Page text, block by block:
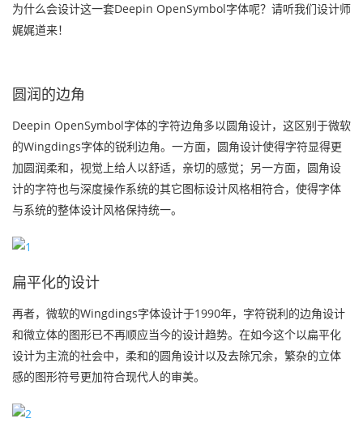
为什么会设计这一套Deepin OpenSymbol字体呢？请听我们设计师
娓娓道来！
圆润的边角
Deepin OpenSymbol字体的字符边角多以圆角设计，这区别于微软
的Wingdings字体的锐利边角。一方面，圆角设计使得字符显得更
加圆润柔和，视觉上给人以舒适，亲切的感觉；另一方面，圆角设
计的字符也与深度操作系统的其它图标设计风格相符合，使得字体
与系统的整体设计风格保持统一。
扁平化的设计
再者，微软的Wingdings字体设计于1990年，字符锐利的边角设计
和微立体的图形已不再顺应当今的设计趋势。在如今这个以扁平化
设计为主流的社会中，柔和的圆角设计以及去除冗余，繁杂的立体
感的图形符号更加符合现代人的审美。